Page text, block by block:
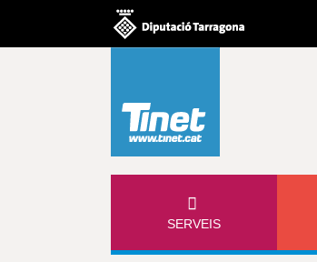
E
SERVEIS